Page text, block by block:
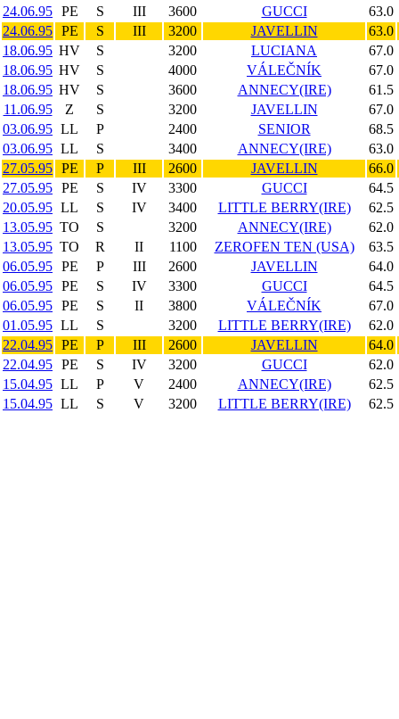
24.06.95 PE S III 3600 GUCCI
63.0
24.06.95 PE S III 3200 JAVELLIN
63.0
18.06.95 HV S 3200 LUCIANA
67.0
18.06.95 HV S 4000 VÁLEČNÍK
67.0
18.06.95 HV S 3600 ANNECY(IRE)
61.5
11.06.95
Z S 3200 JAVELLIN
67.0
03.06.95 LL P 2400 SENIOR
68.5
03.06.95 LL S 3400 ANNECY(IRE)
63.0
27.05.95 PE P III 2600 JAVELLIN
66.0
27.05.95 PE S IV 3300 GUCCI
64.5
20.05.95 LL S IV 3400 LITTLE BERRY(IRE) 62.5
13.05.95 TO S 3200 ANNECY(IRE)
62.0
13.05.95 TO R II 1100 ZEROFEN TEN (USA)
63.5
06.05.95 PE P III 2600 JAVELLIN
64.0
06.05.95 PE S IV 3300 GUCCI
64.5
06.05.95 PE S II 3800 VÁLEČNÍK 67.0
01.05.95 LL S 3200 LITTLE BERRY(IRE)
62.0
22.04.95 PE P III 2600 JAVELLIN
64.0
22.04.95 PE S IV 3200 GUCCI
62.0
15.04.95 LL P V 2400 ANNECY(IRE)
62.5
15.04.95 LL S V 3200 LITTLE BERRY(IRE) 62.5